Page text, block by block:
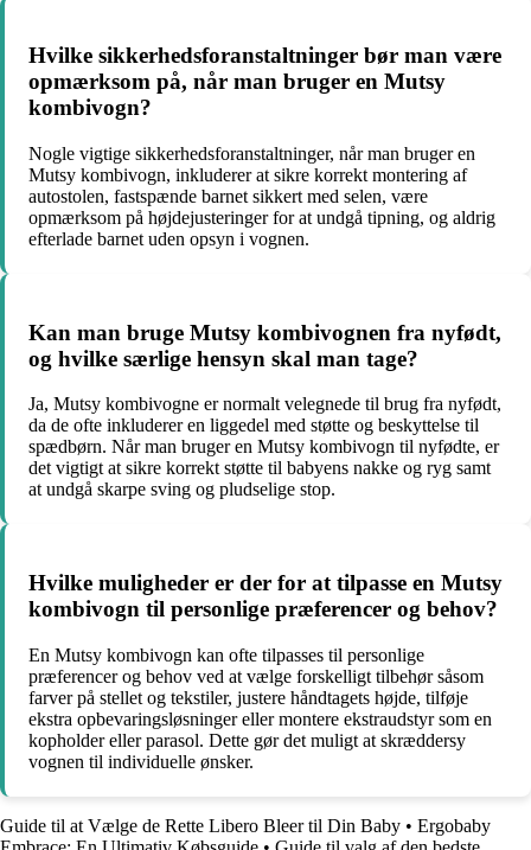
Hvilke sikkerhedsforanstaltninger bør man være
opmærksom på, når man bruger en Mutsy
kombivogn?
Nogle vigtige sikkerhedsforanstaltninger, når man bruger en
Mutsy kombivogn, inkluderer at sikre korrekt montering af
autostolen, fastspænde barnet sikkert med selen, være
opmærksom på højdejusteringer for at undgå tipning, og aldrig
efterlade barnet uden opsyn i vognen.
Kan man bruge Mutsy kombivognen fra nyfødt,
og hvilke særlige hensyn skal man tage?
Ja, Mutsy kombivogne er normalt velegnede til brug fra nyfødt,
da de ofte inkluderer en liggedel med støtte og beskyttelse til
spædbørn. Når man bruger en Mutsy kombivogn til nyfødte, er
det vigtigt at sikre korrekt støtte til babyens nakke og ryg samt
at undgå skarpe sving og pludselige stop.
Hvilke muligheder er der for at tilpasse en Mutsy
kombivogn til personlige præferencer og behov?
En Mutsy kombivogn kan ofte tilpasses til personlige
præferencer og behov ved at vælge forskelligt tilbehør såsom
farver på stellet og tekstiler, justere håndtagets højde, tilføje
ekstra opbevaringsløsninger eller montere ekstraudstyr som en
kopholder eller parasol. Dette gør det muligt at skræddersy
vognen til individuelle ønsker.
Guide til at Vælge de Rette Libero Bleer til Din Baby • Ergobaby